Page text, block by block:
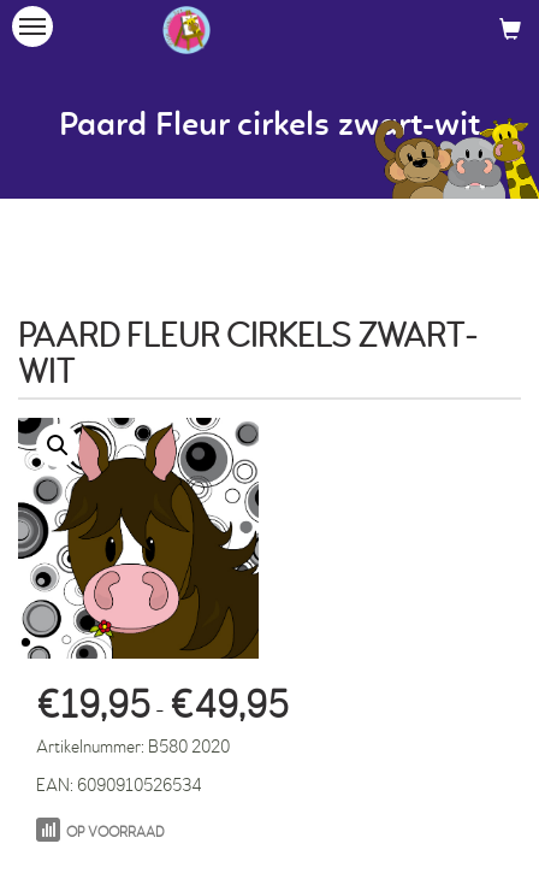
Toggle
Paard Fleur cirkels zwart-wit
PAARD FLEUR CIRKELS ZWART-
WIT
€19,95 - €49,95
Artikelnummer: B580 2020
EAN: 6090910526534
OP VOORRAAD